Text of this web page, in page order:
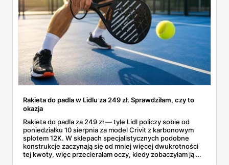
Rakieta do padla w Lidlu za 249 zł. Sprawdziłam, czy to
okazja
Rakieta do padla za 249 zł — tyle Lidl policzy sobie od
poniedziałku 10 sierpnia za model Crivit z karbonowym
splotem 12K. W sklepach specjalistycznych podobne
konstrukcje zaczynają się od mniej więcej dwukrotności
tej kwoty, więc przecierałam oczy, kiedy zobaczyłam ją w